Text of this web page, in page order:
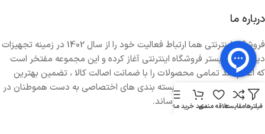
درباره ما
فروشگاه اینترنتی هما ارتباط فعالیت خود را از سال 1402 در زمینه تجهیزات
دیجیتال در بستر فروشگاه اینترنتی آغاز کرده و این مجموعه مفتخر است
که اعلام کند تمامی محصولات را با ضمانت اصالت کالا ، تضمین بهترین
کیفیت و ارسال سریع در بسته بندی های اختصاصی به دست هموطنان در
تمامی نقاط ایران خواهد رساند.
فیلترهامقایسهعلاقه مندیسبد خریدمنو